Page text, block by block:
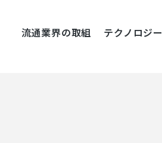
流通業界の取組 テクノロジー